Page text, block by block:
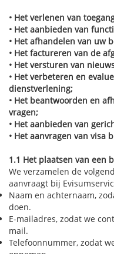
• Het verlenen van
• Het aanbieden van
• Het afhandelen van uw
• Het factureren van de
• Het versturen van
• Het verbeteren en
dienstverlening;
• Het beantwoorden en
vragen;
• Het aanbieden van
• Het aanvragen van visa
1.1 Het plaatsen van een
We verzamelen de
aanvraagt bij
Naam en achternaam,
doen.
E-mailadres, zodat we
mail.
Telefoonnummer, zodat